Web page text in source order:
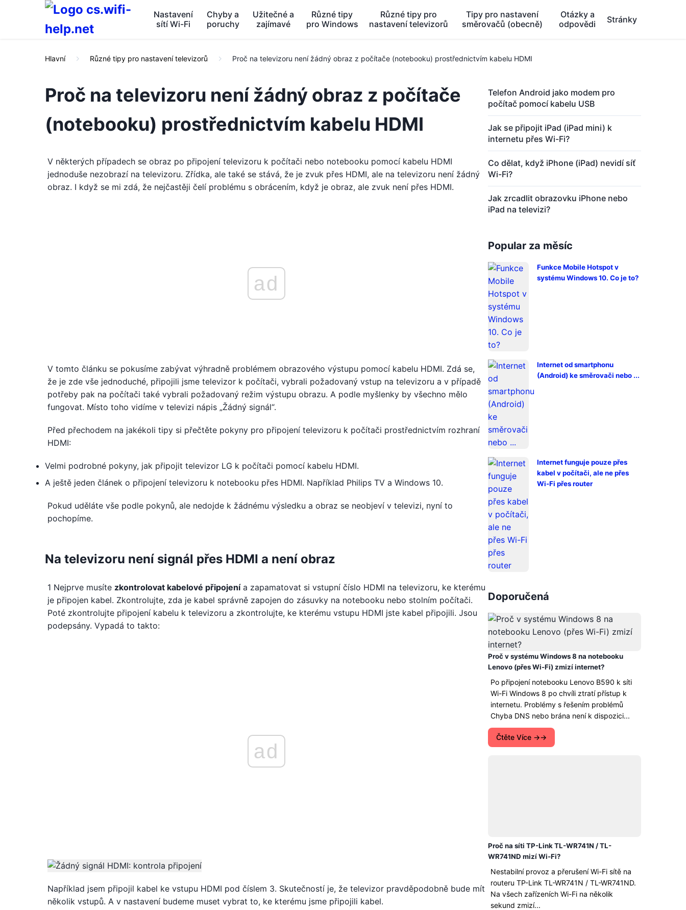
Nastavení
sítí Wi-Fi
Chyby a
poruchy
Užitečné a
zajímavé
Různé tipy
pro Windows
Různé tipy pro
nastavení televizorů
Tipy pro nastavení
směrovačů (obecně)
Otázky a
odpovědi
Stránky
Hlavní Různé tipy pro nastavení televizorů Proč na televizoru není žádný obraz z počítače (notebooku) prostřednictvím kabelu HDMI
Proč na televizoru není žádný obraz z počítače
(notebooku) prostřednictvím kabelu HDMI
V některých případech se obraz po připojení televizoru k počítači nebo notebooku pomocí kabelu HDMI
jednoduše nezobrazí na televizoru. Zřídka, ale také se stává, že je zvuk přes HDMI, ale na televizoru není žádný
obraz. I když se mi zdá, že nejčastěji čelí problému s obrácením, když je obraz, ale zvuk není přes HDMI.
ad
V tomto článku se pokusíme zabývat výhradně problémem obrazového výstupu pomocí kabelu HDMI. Zdá se,
že je zde vše jednoduché, připojili jsme televizor k počítači, vybrali požadovaný vstup na televizoru a v případě
potřeby pak na počítači také vybrali požadovaný režim výstupu obrazu. A podle myšlenky by všechno mělo
fungovat. Místo toho vidíme v televizi nápis „Žádný signál“.
Před přechodem na jakékoli tipy si přečtěte pokyny pro připojení televizoru k počítači prostřednictvím rozhraní
HDMI:
Velmi podrobné pokyny, jak připojit televizor LG k počítači pomocí kabelu HDMI.
A ještě jeden článek o připojení televizoru k notebooku přes HDMI. Například Philips TV a Windows 10.
Pokud uděláte vše podle pokynů, ale nedojde k žádnému výsledku a obraz se neobjeví v televizi, nyní to
pochopíme.
Na televizoru není signál přes HDMI a není obraz
1 Nejprve musíte zkontrolovat kabelové připojenía zapamatovat si vstupní číslo HDMI na televizoru, ke kterému
je připojen kabel. Zkontrolujte, zda je kabel správně zapojen do zásuvky na notebooku nebo stolním počítači.
Poté zkontrolujte připojení kabelu k televizoru a zkontrolujte, ke kterému vstupu HDMI jste kabel připojili. Jsou
podepsány. Vypadá to takto:
ad
Například jsem připojil kabel ke vstupu HDMI pod číslem 3. Skutečností je, že televizor pravděpodobně bude mít
několik vstupů. A v nastavení budeme muset vybrat to, ke kterému jsme připojili kabel.
Telefon Android jako modem pro
počítač pomocí kabelu USB
Jak se připojit iPad (iPad mini) k
internetu přes Wi-Fi?
Co dělat, když iPhone (iPad) nevidí síť
Wi-Fi?
Jak zrcadlit obrazovku iPhone nebo
iPad na televizi?
Popular za měsíc
Funkce Mobile Hotspot v
systému Windows 10. Co je to?
Internet od smartphonu
(Android) ke směrovači nebo ...
Internet funguje pouze přes
kabel v počítači, ale ne přes
Wi-Fi přes router
Doporučená
Proč v systému Windows 8 na notebooku
Lenovo (přes Wi-Fi) zmizí internet?
Po připojení notebooku Lenovo B590 k síti
Wi-Fi Windows 8 po chvíli ztratí přístup k
internetu. Problémy s řešením problémů
Chyba DNS nebo brána není k dispozici...
Čtěte Více →
Proč na síti TP-Link TL-WR741N / TL-
WR741ND mizí Wi-Fi?
Nestabilní provoz a přerušení Wi-Fi sítě na
routeru TP-Link TL-WR741N / TL-WR741ND.
Na všech zařízeních Wi-Fi na několik
sekund zmizí...